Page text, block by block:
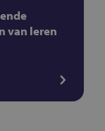
van leren